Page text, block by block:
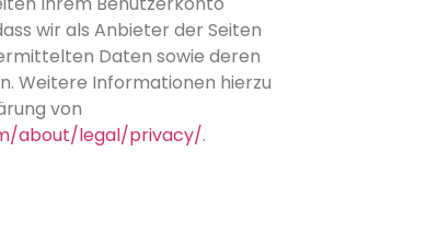
wir als Anbieter der Seiten
Daten sowie deren
Weitere Informationen hierzu
von
about/legal/privacy/.